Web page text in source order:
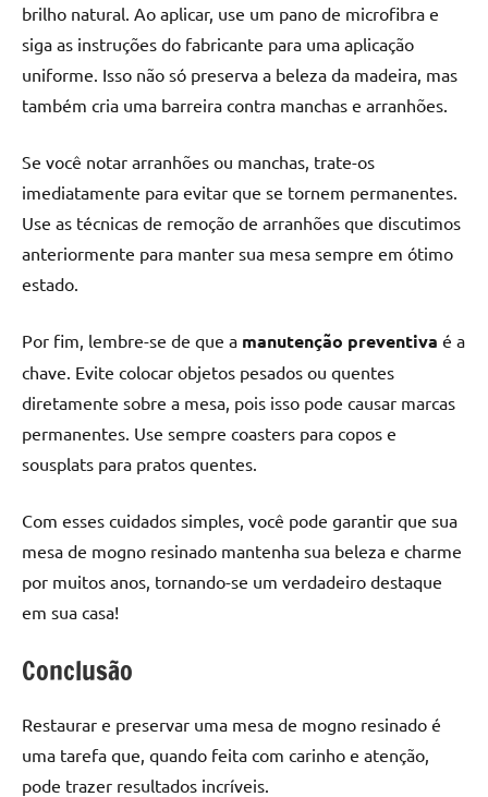
brilho natural. Ao aplicar, use um pano de microfibra e
siga as instruções do fabricante para uma aplicação
uniforme. Isso não só preserva a beleza da madeira, mas
também cria uma barreira contra manchas e arranhões.
Se você notar arranhões ou manchas, trate-os
imediatamente para evitar que se tornem permanentes.
Use as técnicas de remoção de arranhões que discutimos
anteriormente para manter sua mesa sempre em ótimo
estado.
Por fim, lembre-se de que a manutenção preventiva é a
chave. Evite colocar objetos pesados ou quentes
diretamente sobre a mesa, pois isso pode causar marcas
permanentes. Use sempre coasters para copos e
sousplats para pratos quentes.
Com esses cuidados simples, você pode garantir que sua
mesa de mogno resinado mantenha sua beleza e charme
por muitos anos, tornando-se um verdadeiro destaque
em sua casa!
Conclusão
Restaurar e preservar uma mesa de mogno resinado é
uma tarefa que, quando feita com carinho e atenção,
pode trazer resultados incríveis.